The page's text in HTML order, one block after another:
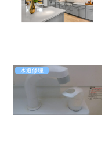
水道修理